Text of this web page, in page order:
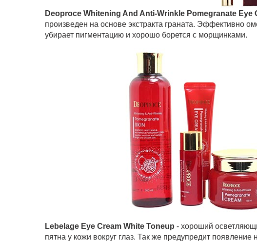
Deoproce Whitening And Anti-Wrinkle Pomegranate Eye
произведен на основе экстракта граната. Эффективно
убирает пигментацию и хорошо борется с морщинками.
Lebelage Eye Cream White Toneup - хороший
пятна у кожи вокруг глаз. Так же предупредит